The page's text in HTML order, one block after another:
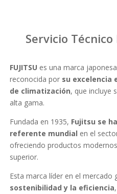
Servicio
FUJITSU es una marca
reconocida por su excelencia
de climatización, que incluye
alta gama.
Fundada en 1935, Fujitsu se
referente mundial en el
ofreciendo productos
superior.
Esta marca líder en el mercado
sostenibilidad y la eficiencia